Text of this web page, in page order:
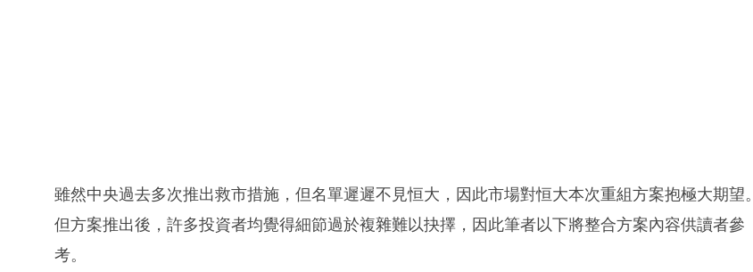
雖然中央過去多次推出救市措施，但名單遲遲不見恒大，因此市場對恒大本次重組方案抱極大期望。
但方案推出後，許多投資者均覺得細節過於複雜難以抉擇，因此筆者以下將整合方案內容供讀者參
考。